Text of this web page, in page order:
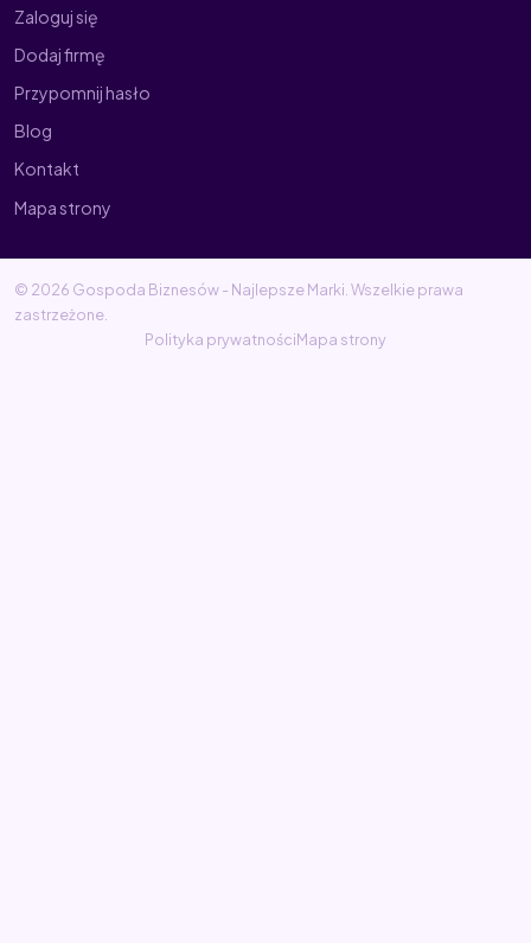
Zaloguj się
Dodaj firmę
Przypomnij hasło
Blog
Kontakt
Mapa strony
© 2026 Gospoda Biznesów - Najlepsze Marki. Wszelkie prawa
zastrzeżone.
Polityka prywatnościMapa strony